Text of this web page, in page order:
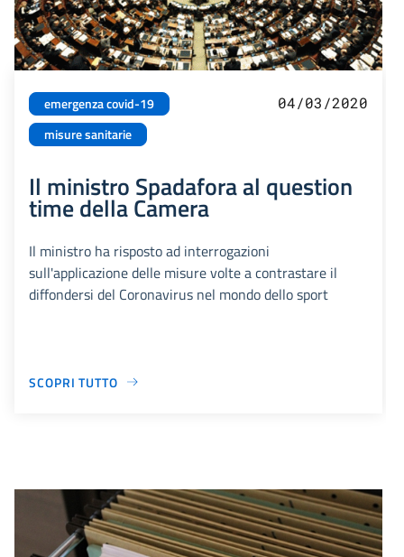
emergenza covid-19
misure sanitarie
04/03/2020
Il ministro Spadafora al question
time della Camera
Il ministro ha risposto ad interrogazioni
sull'applicazione delle misure volte a contrastare il
diffondersi del Coronavirus nel mondo dello sport
SCOPRI TUTTO